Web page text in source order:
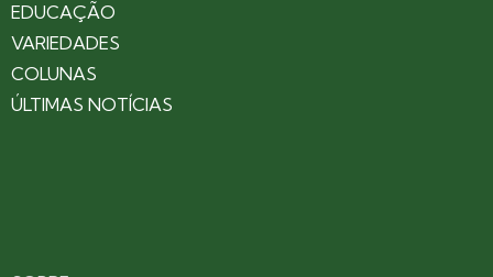
EDUCAÇÃO
VARIEDADES
COLUNAS
ÚLTIMAS NOTÍCIAS